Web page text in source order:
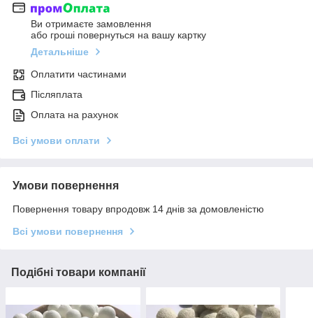
Ви отримаєте замовлення
або гроші повернуться на вашу картку
Детальніше
Оплатити частинами
Післяплата
Оплата на рахунок
Всі умови оплати
Умови повернення
Повернення товару впродовж 14 днів за домовленістю
Всі умови повернення
Подібні товари компанії